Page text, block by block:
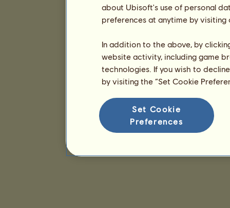
about Ubisoft's use of personal
preferences at anytime by
In addition to the above, by
website activity, including game
technologies. If you wish to
by visiting the “Set Cookie
Set Cookie
Preferences